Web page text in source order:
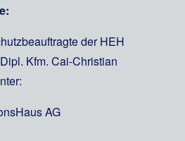
der HEH
Kfm. Cai-Christian
AG